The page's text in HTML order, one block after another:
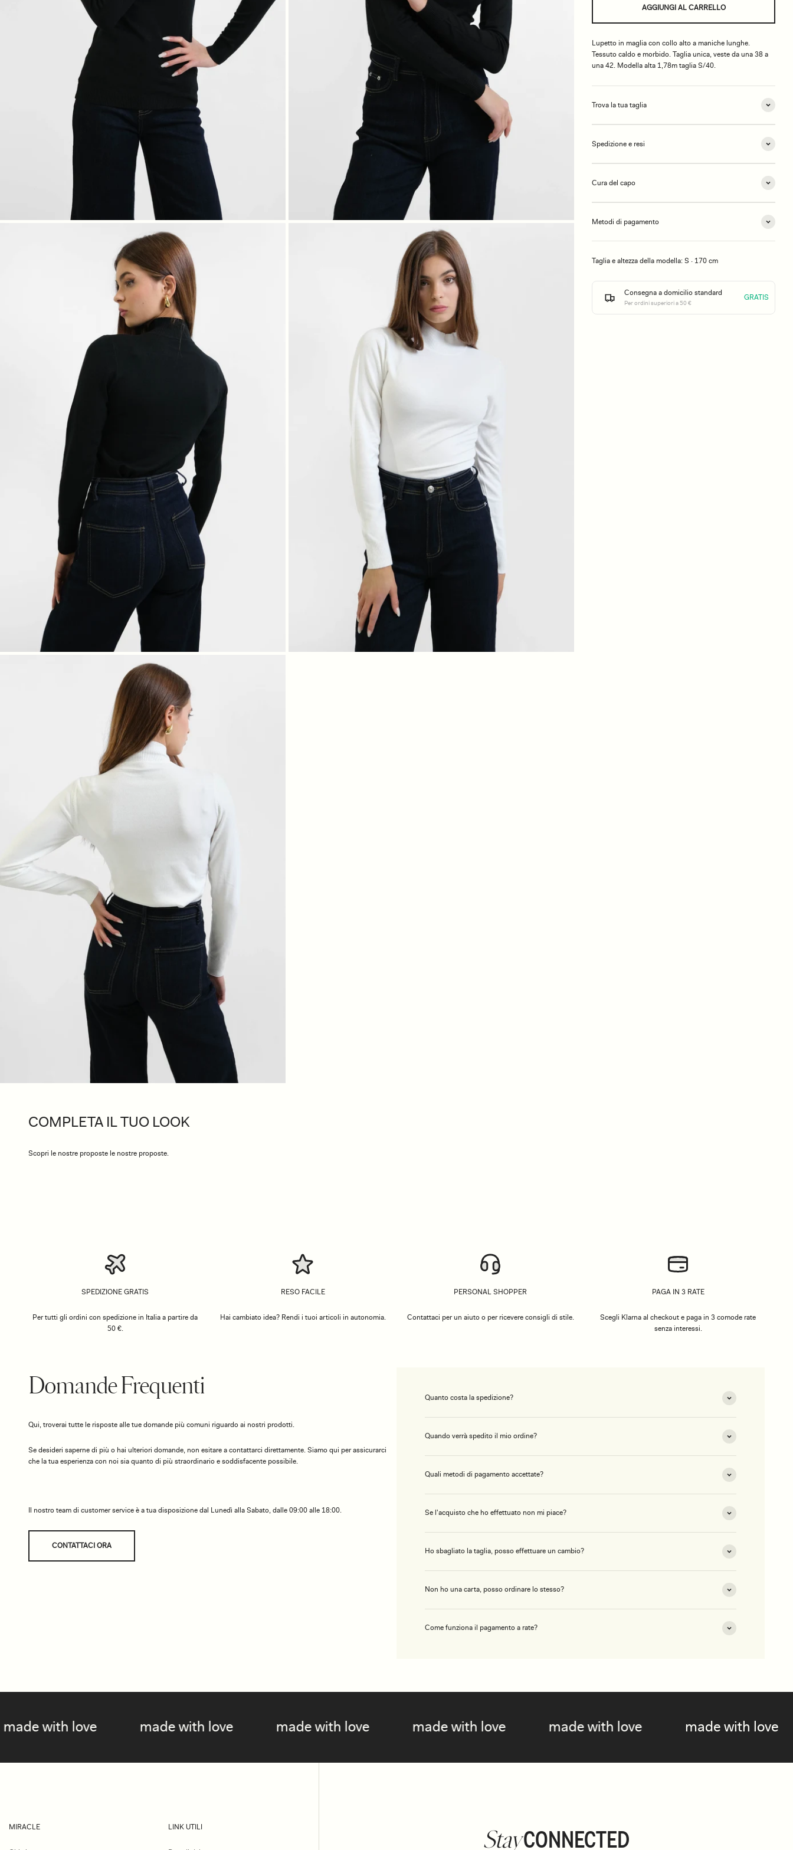
AGGIUNGI AL CARRELLO
Lupetto in maglia con collo alto a maniche lunghe.
Tessuto caldo e morbido. Taglia unica, veste da una 38 a
una 42. Modella alta 1,78m taglia S/40.
Trova la tua taglia
Spedizione e resi
Cura del capo
Metodi di pagamento
Taglia e altezza della modella: S · 170 cm
Consegna a domicilio standard
Per ordini superiori a 50 €
GRATIS
COMPLETA IL TUO LOOK
Scopri le nostre proposte le nostre proposte.
SPEDIZIONE GRATIS
Per tutti gli ordini con spedizione in Italia a partire da
50 €.
RESO FACILE
Hai cambiato idea? Rendi i tuoi articoli in autonomia.
PERSONAL SHOPPER
Contattaci per un aiuto o per ricevere consigli di stile.
PAGA IN 3 RATE
Scegli Klarna al checkout e paga in 3 comode rate
senza interessi.
Domande Frequenti
Qui, troverai tutte le risposte alle tue domande più comuni riguardo ai nostri prodotti.
Se desideri saperne di più o hai ulteriori domande, non esitare a contattarci direttamente. Siamo qui per assicurarci
che la tua esperienza con noi sia quanto di più straordinario e soddisfacente possibile.
Il nostro team di customer service è a tua disposizione dal Lunedì alla Sabato, dalle 09:00 alle 18:00.
CONTATTACI ORA
Quanto costa la spedizione?
Quando verrà spedito il mio ordine?
Quali metodi di pagamento accettate?
Se l'acquisto che ho effettuato non mi piace?
Ho sbagliato la taglia, posso effettuare un cambio?
Non ho una carta, posso ordinare lo stesso?
Come funziona il pagamento a rate?
made with love made with love made with love made with love made with love made
MIRACLE LINK UTILI
StayCONNECTED